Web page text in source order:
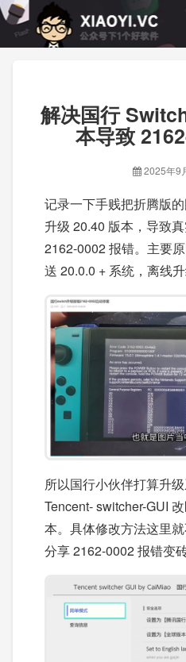
解决国行
本导致
2025年
记录一下手贱把折腾版
升级 20.40 版本，导致
2162-0002 报错。主要
送 20.0.0 + 系统，离线升
所以国行小伙伴打算升
Tencent- switcher-GUI
本。具体修改方法这里
分享 2162-0002 报错变